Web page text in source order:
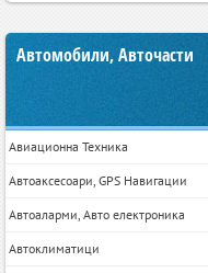
Автомобили, Авточасти
Авиационна Техника
Автоаксесоари, GPS Навигации
Автоаларми, Авто електроника
Автоклиматици